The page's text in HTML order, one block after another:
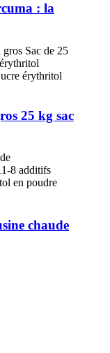
: la
25 kg sac
chaude